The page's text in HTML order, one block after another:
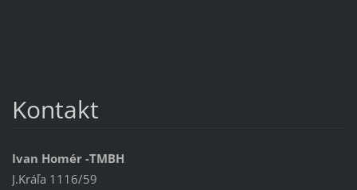
Kontakt
Ivan Homér -TMBH
J.Kráľa 1116/59